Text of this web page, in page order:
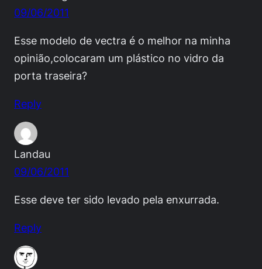
09/06/2011
Esse modelo de vectra é o melhor na minha
opinião,colocaram um plástico no vidro da
porta traseira?
Reply
Landau
09/06/2011
Esse deve ter sido levado pela enxurrada.
Reply